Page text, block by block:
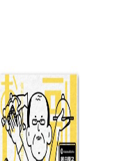
創業力：《聖經》中
化與轉的智慧
許恩得
NT$480
NT$379